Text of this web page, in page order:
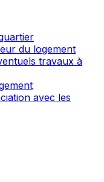
du logement
travaux à
avec les